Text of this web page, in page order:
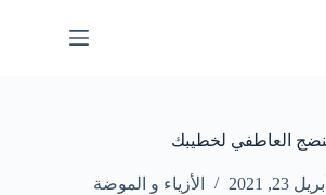
العاطفي لخطيبك
أبريل 23, 2021 الأزياء و الموضة